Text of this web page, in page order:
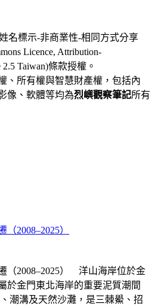
名標示-非商業性-相同方式分享
Licence, Attribution-
Taiwan)條款授權。
、所有權與智慧財產權，包括內
像、軟體等均為烈嶼觀察筆記所有
2008–2025）
（2008–2025） 洋山海岸位於金
於金門東北海岸的重要泥質潮間
潮溝及天然沙灘，是三棘鱟、招